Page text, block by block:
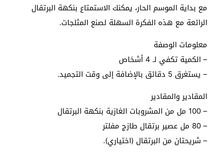
مع بداية الموسم الحار، يمكنك الاستمتاع بنكهة البرتقال
الرائعة مع هذه الفكرة السهلة لصنع المثلجات.
معلومات الوصفة
– الكمية تكفي لـ 4 أشخاص
– يستغرق 5 دقائق بالإضافة إلى وقت التجميد.
المقادير والمقادير
– 100 مل من المشروبات الغازية بنكهة البرتقال
– 80 مل عصير برتقال طازج مفلتر
– شريحتان من البرتقال (اختياري).